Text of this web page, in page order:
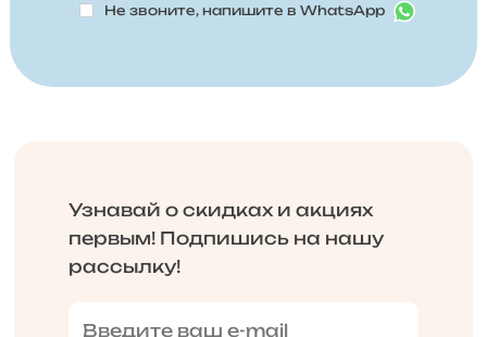
Не звоните, напишите в WhatsApp
Узнавай о скидках и акциях
первым! Подпишись на нашу
рассылку!